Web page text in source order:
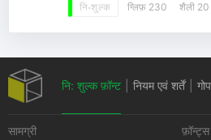
नि: शुल्क ग्लिफ़ 230 शैली 20
नि: शुल्क फ़ॉन्ट नियम एवं शर्तें
सामग्री